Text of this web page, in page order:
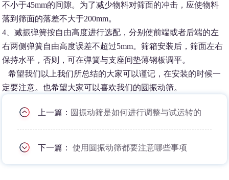
不小于45mm的间隙。为了减少物料对筛面的冲击，应使物料
落到筛面的落差不大于200mm。
4、减振弹簧按自由高度进行选配，分别使前端或者后端的左
右两侧弹簧自由高度误差不超过5mm。筛箱安装后，筛面左右
保持水平，否则，可在弹簧与支座间垫薄钢板调平。
希望我们以上我们所总结的大家可以谨记，在安装的时候一
定要注意。也希望大家可以喜欢我们的圆振动筛。
上一篇： 圆振动筛是如何进行调整与试运转的
下一篇：使用圆振动筛都要注意哪些事项